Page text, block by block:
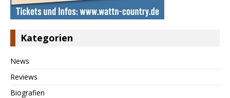
Kategorien
News
Reviews
Biografien